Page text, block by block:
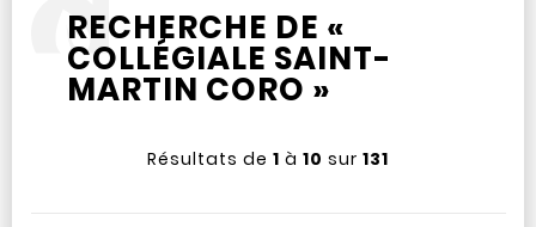
RECHERCHE DE «
COLLÉGIALE SAINT-
MARTIN CORO »
Résultats de 1 à 10 sur 131